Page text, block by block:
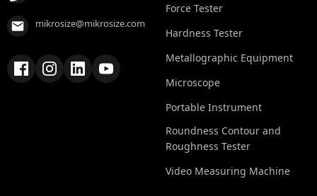
mikrosize@mikrosize.com
Force Tester
Hardness Tester
Metallographic Equipment
Microscope
Portable Instrument
Roundness Contour and
Roughness Tester
Video Measuring Machine